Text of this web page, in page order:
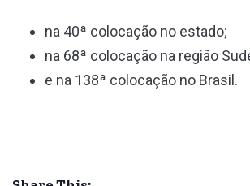
na 40ª colocação no estado;
na 68ª colocação na região
e na 138ª colocação no Brasil.